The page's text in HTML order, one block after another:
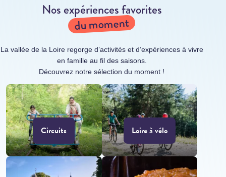
Nos expériences favorites
du moment
La vallée de la Loire regorge d’activités et d’expériences à vivre
en famille au fil des saisons.
Découvrez notre sélection du moment !
Circuits Loire à vélo